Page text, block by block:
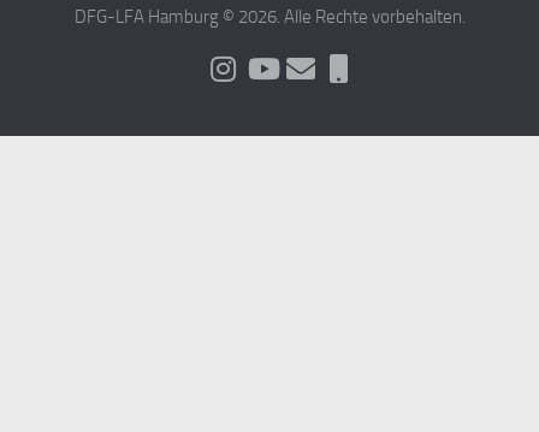
DFG-LFA Hamburg © 2026. Alle Rechte vorbehalten.